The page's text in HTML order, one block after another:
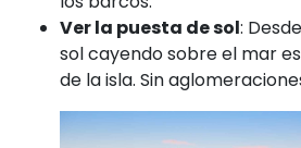
Ver la puesta de sol:
sol cayendo sobre el mar
de la isla. Sin